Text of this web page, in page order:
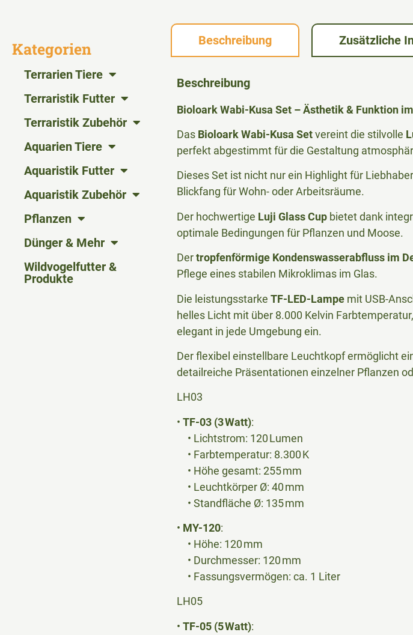
Kategorien
Terrarien Tiere
Terraristik Futter
Terraristik Zubehör
Aquarien Tiere
Aquaristik Futter
Aquaristik Zubehör
Pflanzen
Dünger & Mehr
Wildvogelfutter &
Produkte
Beschreibung Zusätzliche
Beschreibung
Bioloark Wabi-Kusa Set – Ästhetik & Funktion
Das Bioloark Wabi-Kusa Setvereint die stilvolle
perfekt abgestimmt für die Gestaltung
Dieses Set ist nicht nur ein Highlight für
Blickfang für Wohn- oder Arbeitsräume.
Der hochwertige Luji Glass Cupbietet dank
optimale Bedingungen für Pflanzen und Moose.
Dertropfenförmige Kondenswasserabfluss im
Pflege eines stabilen Mikroklimas im Glas.
Die leistungsstarke TF-LED-Lampemit USB-
helles Licht mit über 8.000 Kelvin
elegant in jede Umgebung ein.
Der flexibel einstellbare Leuchtkopf ermöglicht
detailreiche Präsentationen einzelner Pflanzen
LH03
• TF-03 (3 Watt):
• Lichtstrom: 120 Lumen
• Farbtemperatur: 8.300 K
• Höhe gesamt: 255 mm
• Leuchtkörper Ø: 40 mm
• Standfläche Ø: 135 mm
• MY-120:
• Höhe: 120 mm
• Durchmesser: 120 mm
• Fassungsvermögen: ca. 1 Liter
LH05
• TF-05 (5 Watt):